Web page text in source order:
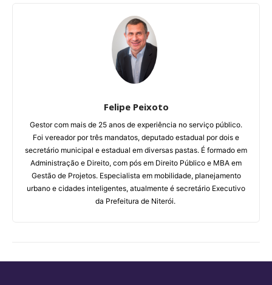
Felipe Peixoto
Gestor com mais de 25 anos de experiência no serviço público.
Foi vereador por três mandatos, deputado estadual por dois e
secretário municipal e estadual em diversas pastas. É formado em
Administração e Direito, com pós em Direito Público e MBA em
Gestão de Projetos. Especialista em mobilidade, planejamento
urbano e cidades inteligentes, atualmente é secretário Executivo
da Prefeitura de Niterói.